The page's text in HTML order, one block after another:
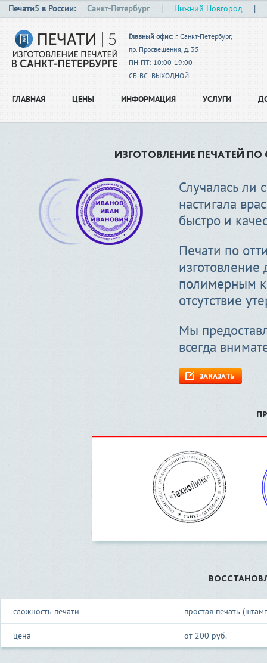
Печати5 в России: Санкт-Петербург | Нижний Новгород |
Главный офис: г. Санкт-Петербург,
пр. Просвещения, д. 35
ПН-ПТ: 10:00-19:00
СБ-ВС: ВЫХОДНОЙ
ГЛАВНАЯ ЦЕНЫ ИНФОРМАЦИЯ УСЛУГИ
ИЗГОТОВЛЕНИЕ ПЕЧАТЕЙ
Случалась ли
настигала
быстро и
Печати по
полимерным
отсутствие
Мы
всегда
ЗАКАЗАТЬ
сложность печати простая печать
цена от 200 руб.